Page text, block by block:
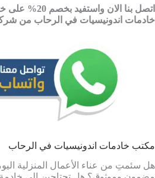
اتصل بنا الان
خادمات اندونيسيات في الرحاب من
مكتب خادمات اندونيسيات في الرحاب
هل سئمتِ من عناء الأعمال المنزلية